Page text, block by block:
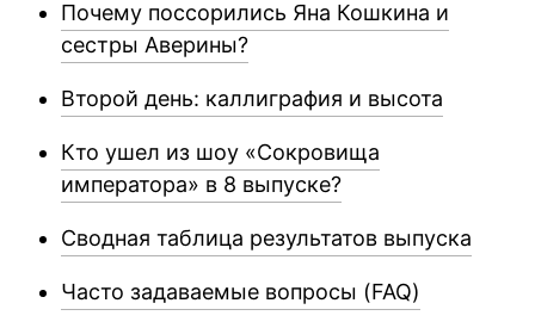
Почему поссорились Яна Кошкина и
сестры Аверины?
Второй день: каллиграфия и высота
Кто ушел из шоу «Сокровища
императора» в 8 выпуске?
Сводная таблица результатов выпуска
Часто задаваемые вопросы (FAQ)